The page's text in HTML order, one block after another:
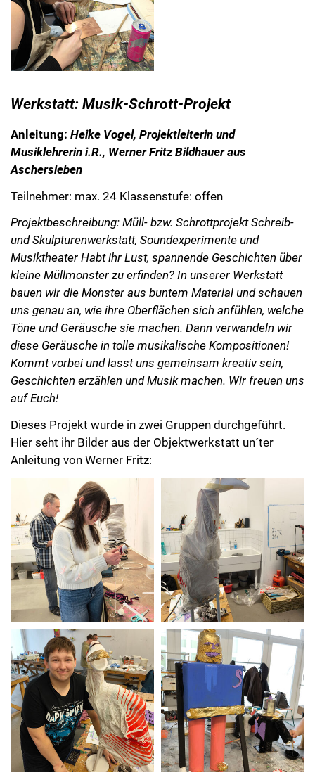
Werkstatt: Musik-Schrott-Projekt
Anleitung: Heike Vogel, Projektleiterin und
Musiklehrerin i.R., Werner Fritz Bildhauer aus
Aschersleben
Teilnehmer: max. 24 Klassenstufe: offen
Projektbeschreibung: Müll- bzw. Schrottprojekt Schreib-
und Skulpturenwerkstatt, Soundexperimente und
Musiktheater Habt ihr Lust, spannende Geschichten über
kleine Müllmonster zu erfinden? In unserer Werkstatt
bauen wir die Monster aus buntem Material und schauen
uns genau an, wie ihre Oberflächen sich anfühlen, welche
Töne und Geräusche sie machen. Dann verwandeln wir
diese Geräusche in tolle musikalische Kompositionen!
Kommt vorbei und lasst uns gemeinsam kreativ sein,
Geschichten erzählen und Musik machen. Wir freuen uns
auf Euch!
Dieses Projekt wurde in zwei Gruppen durchgeführt.
Hier seht ihr Bilder aus der Objektwerkstatt un´ter
Anleitung von Werner Fritz: